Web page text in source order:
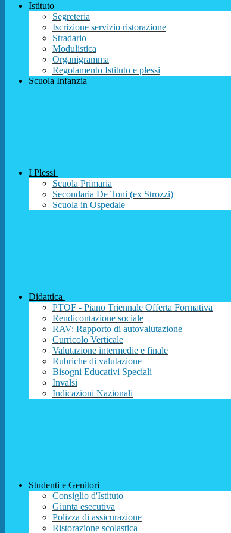
Istituto
Segreteria
Iscrizione servizio ristorazione
Stradario
Modulistica
Organigramma
Regolamento Istituto e plessi
Scuola Infanzia
I Plessi
Scuola Primaria
Secondaria De Toni (ex Strozzi)
Scuola in Ospedale
Didattica
PTOF - Piano Triennale Offerta Formativa
Rendicontazione sociale
RAV: Rapporto di autovalutazione
Curricolo Verticale
Valutazione intermedie e finale
Rubriche di valutazione
Bisogni Educativi Speciali
Invalsi
Indicazioni Nazionali
Studenti e Genitori
Consiglio d'Istituto
Giunta esecutiva
Polizza di assicurazione
Ristorazione scolastica